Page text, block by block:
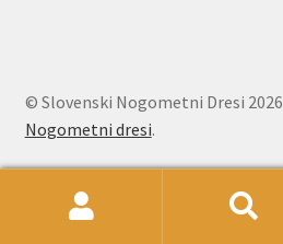
© Slovenski Nogometni Dresi 2026
Nogometni dresi.